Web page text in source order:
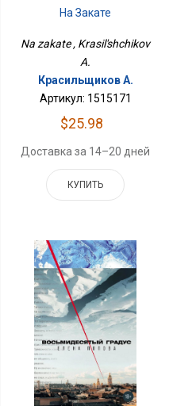
На Закате
Na zakate , Krasil'shchikov
A.
Красильщиков А.
Артикул: 1515171
$25.98
Доставка за 14–20 дней
КУПИТЬ